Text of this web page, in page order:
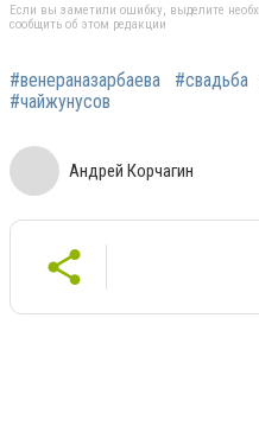
Если вы заметили ошибку, выделите
сообщить об этом редакции
#венераназарбаева #свадьба
#чайжунусов
Андрей Корчагин